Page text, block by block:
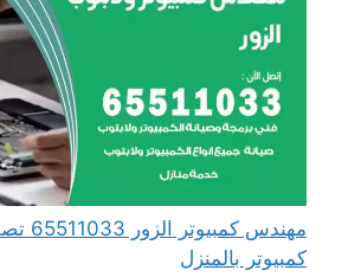
مهندس
كمبيوتر بالمنزل